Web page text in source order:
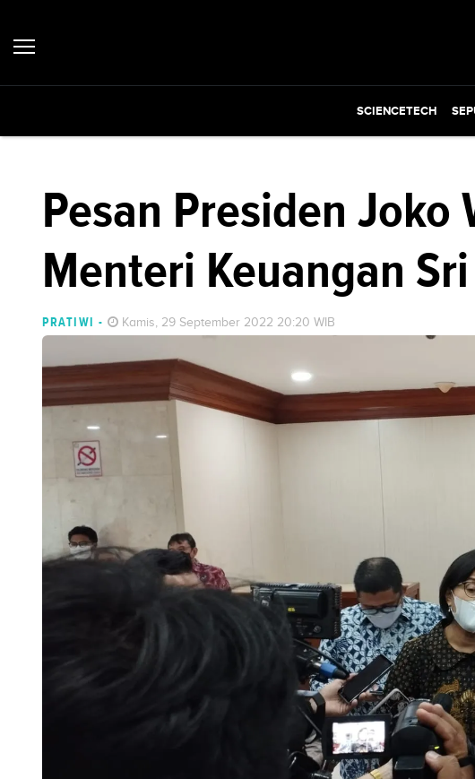
SCIENCETECH
Pesan Presiden Joko
Menteri Keuangan
PRATIWI - Kamis, 29 September 2022 20:20 WIB